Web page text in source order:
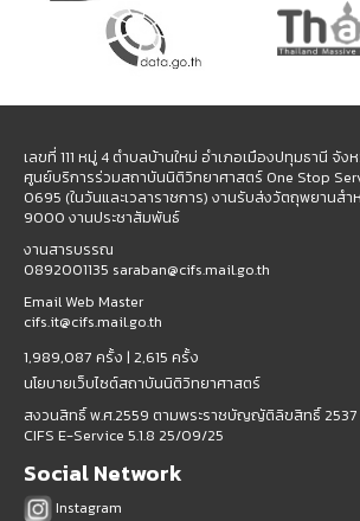
เลขที่ 111 หมู่ 4 ตำบลบ้านใหม่ อำเภอเมืองปทุมธานี จั
ศูนย์บริการร่วมสถาบันนิติวิทยาศาสตร์ One Stop
0695 (ในวันและเวลาราชการ) งานรับส่งวัตถุพยานส
9000 งานประชาสัมพันธ์
งานสารบรรณ
0892001135 saraban@cifs.mail.go.th
Email Web Master
cifs.it@cifs.mail.go.th
1,989,087 ครั้ง | 2,615 ครั้ง
นโยบายเว็บไซต์สถาบันนิติวิทยาศาสตร์
สงวนสิทธิ์ พ.ศ.2559 ตามพระราชบัญญัติลิขสิทธิ์ 2537
CIFS E-Service 5.1.8 25/09/25
Social Network
Instagram